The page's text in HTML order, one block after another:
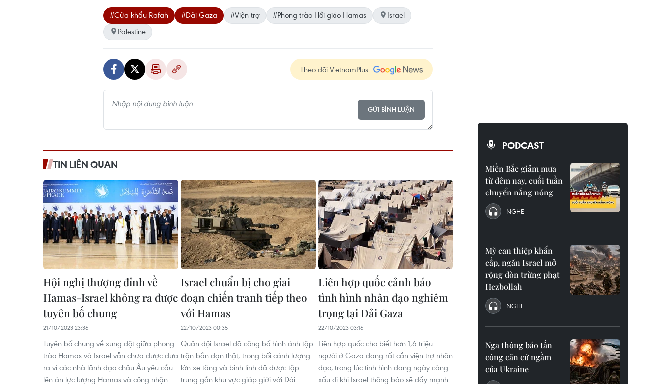
#Cửa khẩu Rafah #Dải Gaza #Viện trợ #Phong trào Hồi giáo Hamas
Israel
Palestine
Theo dõi VietnamPlus
GỬI BÌNH LUẬN
TIN LIÊN QUAN
Hội nghị thượng đỉnh về
Hamas-Israel không ra được
tuyên bố chung
21/10/2023 23:36
Tuyên bố chung về xung đột giữa phong
trào Hamas và Israel vẫn chưa được đưa
ra vì các nhà lãnh đạo châu Âu yêu cầu
lên án lực lượng Hamas và công nhận
Israel chuẩn bị cho giai
đoạn chiến tranh tiếp theo
với Hamas
22/10/2023 00:35
Quân đội Israel đã công bố hình ảnh tập
trận bắn đạn thật, trong bối cảnh lượng
lớn xe tăng và binh lính đã được tập
trung gần khu vực giáp giới với Dải
Liên hợp quốc cảnh báo
tình hình nhân đạo nghiêm
trọng tại Dải Gaza
22/10/2023 03:16
Liên hợp quốc cho biết hơn 1,6 triệu
người ở Gaza đang rất cần viện trợ nhân
đạo, trong lúc tình hình đang ngày càng
xấu đi khi Israel thông báo sẽ đẩy mạnh
PODCAST
Miền Bắc giảm mưa
từ đêm nay, cuối tuần
chuyển nắng nóng
NGHE
Mỹ can thiệp khẩn
cấp, ngăn Israel mở
rộng đòn trừng phạt
Hezbollah
NGHE
Nga thông báo tấn
công căn cứ ngầm
của Ukraine